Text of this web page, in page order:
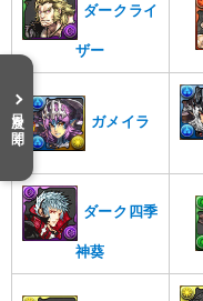
ダークライ
ザー
ガメイラ
ダーク四季
神葵
目次を開く